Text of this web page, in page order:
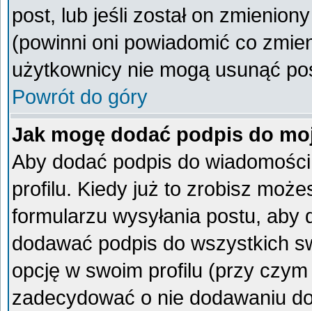
post, lub jeśli został on
(powinni oni powiadomić co
użytkownicy nie mogą usunąć
Powrót do góry
Jak mogę dodać podpis do
Aby dodać podpis do
profilu. Kiedy już to zrobisz
formularzu wysyłania postu,
dodawać podpis do wszystkich
opcję w swoim profilu (przy
zadecydować o nie dodawaniu